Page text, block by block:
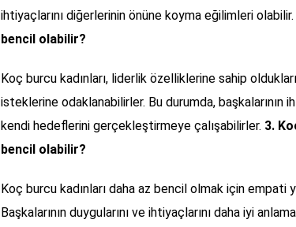
ihtiyaçlarını diğerlerinin önüne koyma eğilimleri olabilir.
bencil olabilir?
Koç burcu kadınları, liderlik özelliklerine sahip
isteklerine odaklanabilirler. Bu durumda,
kendi hedeflerini gerçekleştirmeye çalışabilirler. 3.
bencil olabilir?
Koç burcu kadınları daha az bencil olmak için
Başkalarının duygularını ve ihtiyaçlarını daha iyi